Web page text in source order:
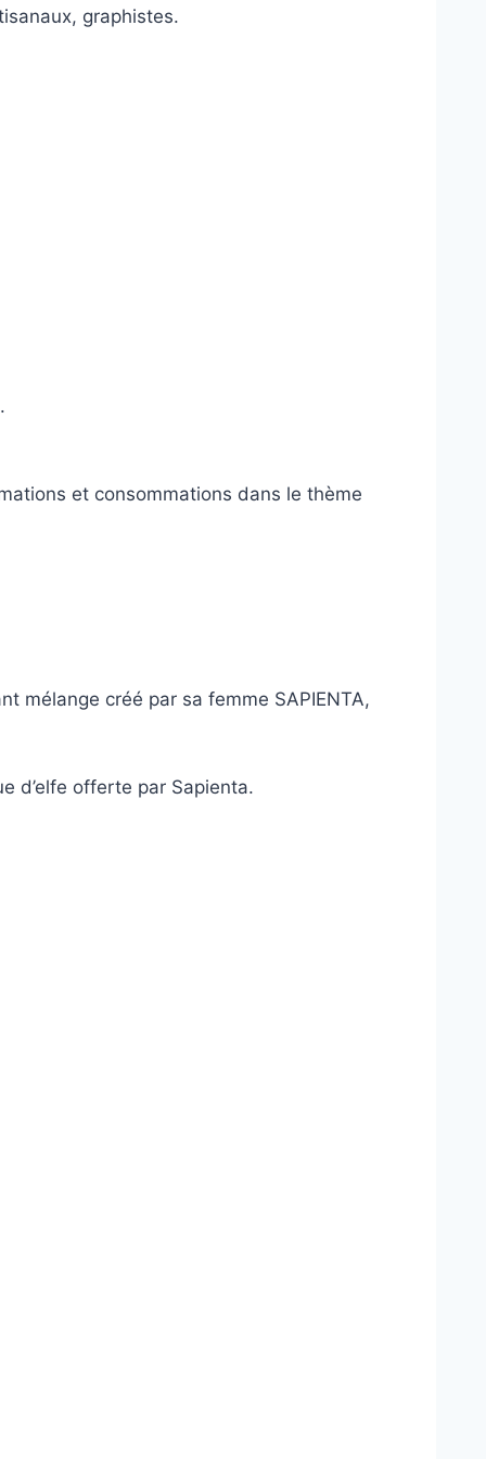
graphistes.
et consommations dans le thème
mélange créé par sa femme SAPIENTA,
d’elfe offerte par Sapienta.